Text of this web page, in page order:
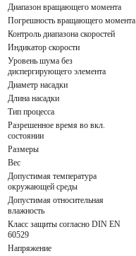
Диапазон вращающего момента
Погрешность вращающего момента
Контроль диапазона скоростей
Индикатор скорости
Уровень шума без
диспергирующего элемента
Диаметр насадки
Длина насадки
Тип процесса
Разрешенное время во вкл.
состоянии
Размеры
Вес
Допустимая температура
окружающей среды
Допустимая относительная
влажность
Класс защиты согласно DIN EN
60529
Напряжение